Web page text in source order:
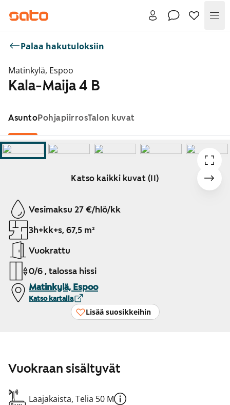
Palaa hakutuloksiin
Matinkylä, Espoo
Kala-Maija 4 B
AsuntoPohjapiirrosTalon kuvat
Katso kaikki kuvat (11)
Näytetään dia 1 / 11
Vesimaksu 27 €/hlö/kk
3h+kk+s, 67,5 m²
Vuokrattu
0/6 , talossa hissi
Matinkylä, Espoo
Katso kartalla
Lisää suosikkeihin
Vuokraan sisältyvät
Laajakaista, Telia 50 M